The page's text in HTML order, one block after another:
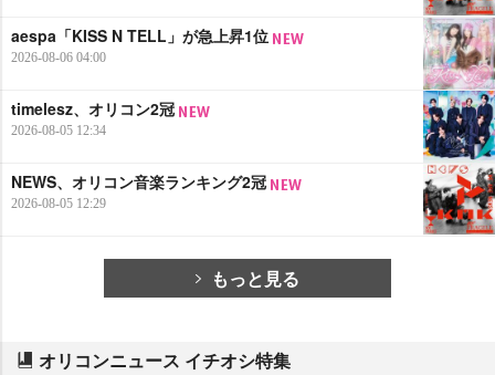
aespa「KISS N TELL」が急上昇1位
2026-08-06 04:00
timelesz、オリコン2冠
2026-08-05 12:34
NEWS、オリコン音楽ランキング2冠
2026-08-05 12:29
もっと見る
オリコンニュース イチオシ特集